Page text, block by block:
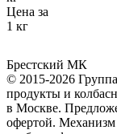
Цена за
1 кг
Брестский МК
© 2015-2026
продукты и
в Москве.
офертой. Механизм